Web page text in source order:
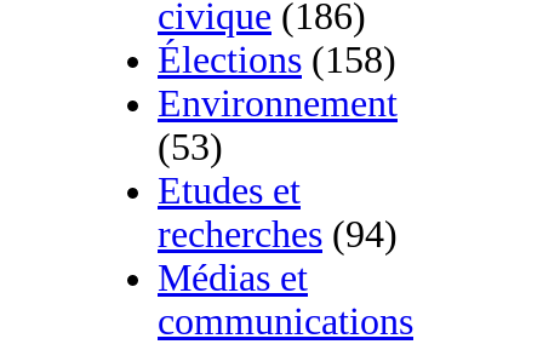
civique (186)
Élections (158)
Environnement
(53)
Etudes et
recherches (94)
Médias et
communications